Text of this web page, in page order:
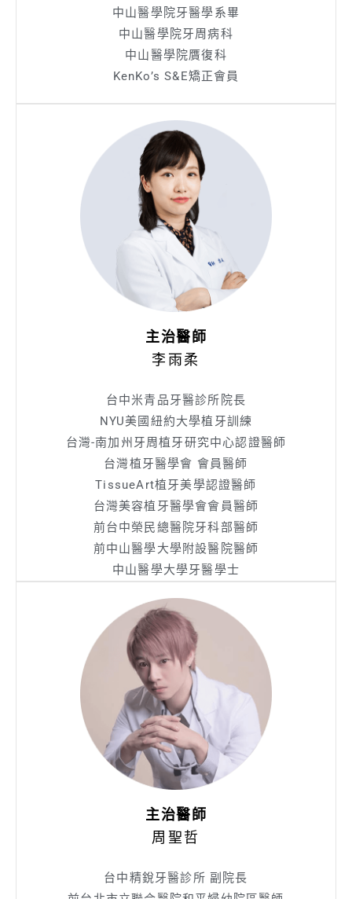
中山醫學院牙醫學系畢
中山醫學院牙周病科
中山醫學院贋復科
KenKo’s S&E矯正會員
主治醫師
李雨柔
台中米青品牙醫診所院長
NYU美國紐約大學植牙訓練
台灣-南加州牙周植牙研究中心認證醫師
台灣植牙醫學會 會員醫師
TissueArt植牙美學認證醫師
台灣美容植牙醫學會會員醫師
前台中榮民總醫院牙科部醫師
前中山醫學大學附設醫院醫師
中山醫學大學牙醫學士
主治醫師
周聖哲
台中精銳牙醫診所 副院長